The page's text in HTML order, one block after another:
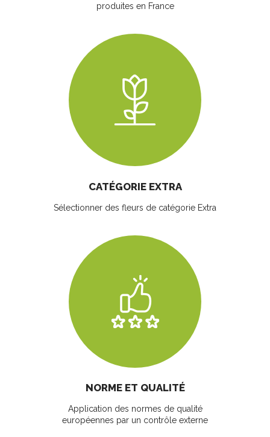
produites en France
CATÉGORIE EXTRA
Sélectionner des fleurs de catégorie Extra
NORME ET QUALITÉ
Application des normes de qualité
européennes par un contrôle externe